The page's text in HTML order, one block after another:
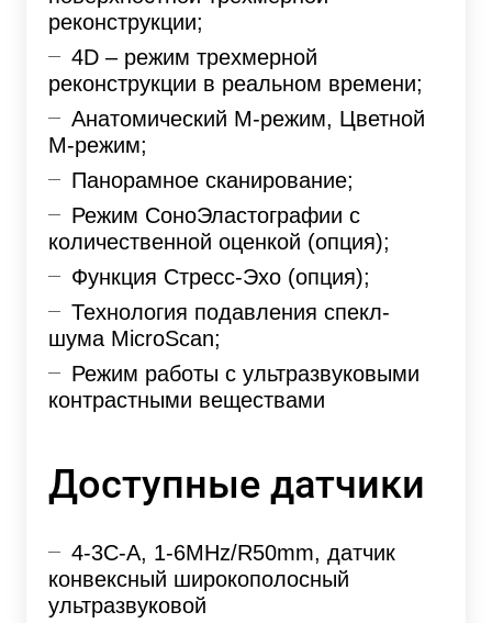
реконструкции;
4D – режим трехмерной
реконструкции в реальном времени;
Анатомический М-режим, Цветной
М-режим;
Панорамное сканирование;
Режим СоноЭластографии с
количественной оценкой (опция);
Функция Стресс-Эхо (опция);
Технология подавления спекл-
шума MicroScan;
Режим работы с ультразвуковыми
контрастными веществами
Доступные датчики
4-3С-A, 1-6MHz/R50mm, датчик
конвексный широкополосный
ультразвуковой